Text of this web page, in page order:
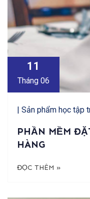
11
Tháng 06
| Sản phẩm học tập
PHẦN MỀM
HÀNG
ĐỌC THÊM »